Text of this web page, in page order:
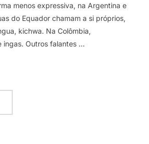
menos expressiva, na Argentina e
do Equador chamam a si próprios,
kichwa. Na Colômbia,
ingas. Outros falantes …